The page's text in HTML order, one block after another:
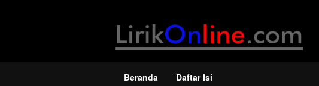
Beranda Daftar Isi